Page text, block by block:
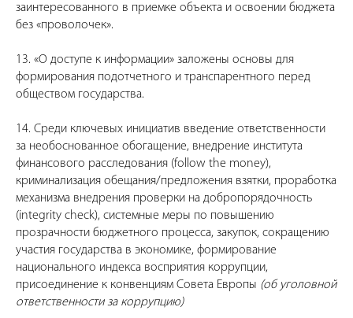
заинтересованного в приемке объекта и освоении бюджета
без «проволочек».
13. «О доступе к информации» заложены основы для
формирования подотчетного и транспарентного перед
обществом государства.
14. Среди ключевых инициатив введение ответственности
за необоснованное обогащение, внедрение института
финансового расследования (follow the money),
криминализация обещания/предложения взятки, проработка
механизма внедрения проверки на добропорядочность
(integrity check), системные меры по повышению
прозрачности бюджетного процесса, закупок, сокращению
участия государства в экономике, формирование
национального индекса восприятия коррупции,
присоединение к конвенциям Совета Европы (об уголовной
ответственности за коррупцию)